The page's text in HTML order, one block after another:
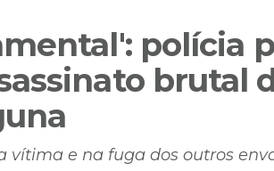
polícia
brutal
e na fuga dos outros